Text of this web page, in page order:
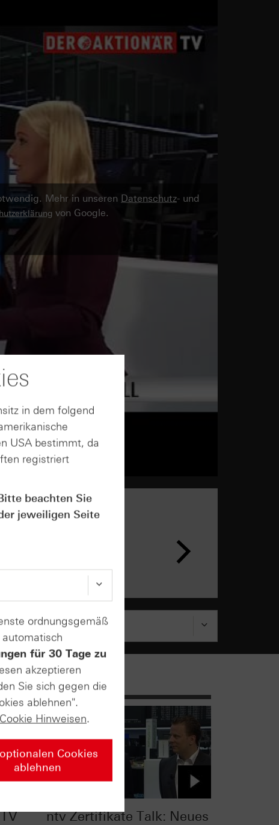
Mehr in unseren Datenschutz- und
von Google.
ntv Zertifikate Talk: Neues
in dem folgend
USA bestimmt, da
registriert
beachten Sie
jeweiligen Seite
ordnungsgemäß
für 30 Tage zu
akzeptieren
Sie sich gegen die
ablehnen".
Cookie Hinweisen.
Cookies
ablehnen